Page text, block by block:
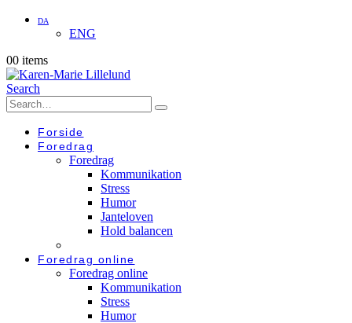
DA
ENG
00 items
Search
Forside
Foredrag
Foredrag
Kommunikation
Stress
Humor
Janteloven
Hold balancen
Foredrag online
Foredrag online
Kommunikation
Stress
Humor